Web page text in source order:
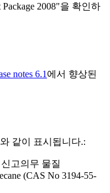
2008"을 확인하
notes 6.1 에서 향상된
같이 표시됩니다.:
신고의무 물질
(CAS No 3194-55-